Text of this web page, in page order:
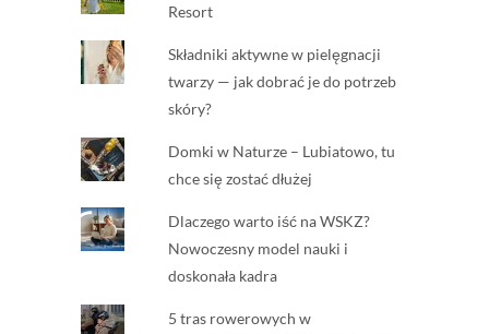
Resort
Składniki aktywne w pielęgnacji
twarzy — jak dobrać je do potrzeb
skóry?
Domki w Naturze – Lubiatowo, tu
chce się zostać dłużej
Dlaczego warto iść na WSKZ?
Nowoczesny model nauki i
doskonała kadra
5 tras rowerowych w